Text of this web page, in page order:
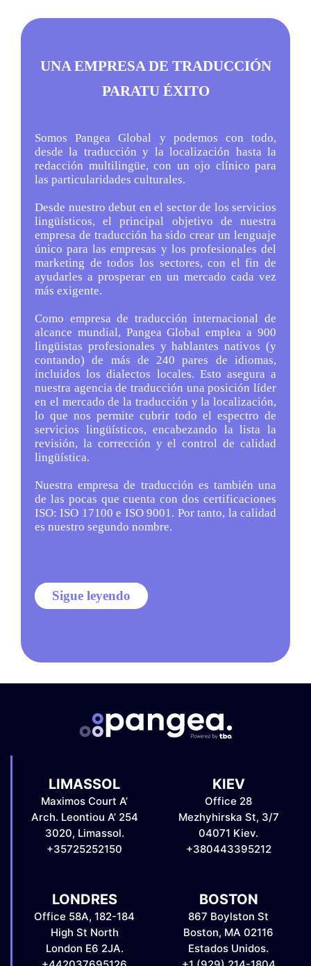
UNA EMPRESA DE TRADUCCIÓN
PARATU ÉXITO
Somos Pangea Global y podemos con todo,
desde la traducción y la localización hasta la
redacción multilingüe, con un ojo clínico para
las particularidades culturales.
Desde nuestro debut en el sector de los servicios
lingüísticos, el principal objetivo de nuestra
empresa de traducción ha sido crear un lenguaje
único para las empresas y los profesionales del
marketing de todos los sectores, con el fin de
ayudarles a prosperar en un mercado cada vez
más exigente.
Como empresa de traducción internacional de
alcance mundial, Pangea Global emplea a 900
lingüistas profesionales y hablantes nativos (y
contando) de más de 240 pares de idiomas,
incluidos los dialectos locales. Esto asegura a
nuestra agencia de traducción una posición líder
en el mercado de la traducción y la localización,
lo que nos permite cubrir todo el espectro de
servicios lingüísticos, encabezando la lista la
revisión, la corrección y el control de calidad
lingüística.
Nuestra empresa de traducción es también una
de las pocas que cuenta con dos certificaciones
ISO: ISO 17100 e ISO 9001. Por tanto, la calidad
es nuestro segundo nombre.
Sigue leyendo
LIMASSOL
Maximos Court A’
Arch. Leontiou A’ 254
3020, Limassol.
+35725252150
KIEV
Office 28
Mezhyhirska St, 3/7
04071 Kiev.
+380443395212
LONDRES
Office 58A, 182-184
High St North
London E6 2JA.
BOSTON
867 Boylston St
Boston, MA 02116
Estados Unidos.